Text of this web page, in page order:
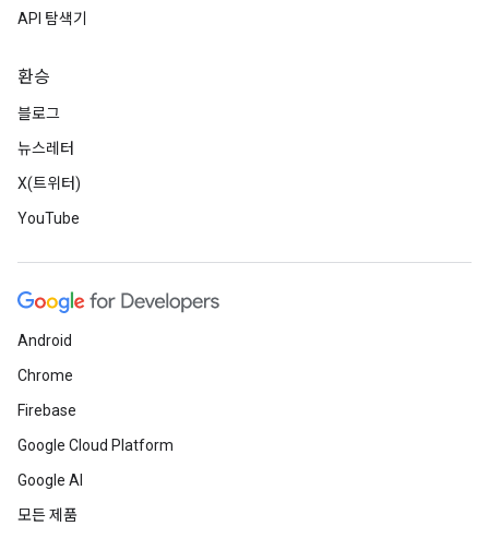
API 탐색기
환승
블로그
뉴스레터
X(트위터)
YouTube
Android
Chrome
Firebase
Google Cloud Platform
Google AI
모든 제품